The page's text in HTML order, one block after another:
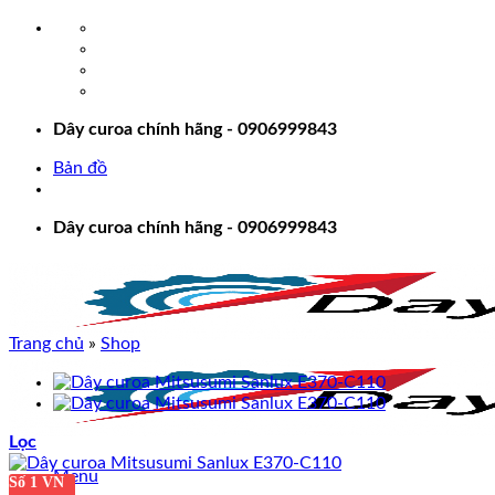
Dây curoa chính hãng - 0906999843
Bản đồ
Dây curoa chính hãng - 0906999843
Menu
Trang chủ » Shop
Lọc
Số 1 VN